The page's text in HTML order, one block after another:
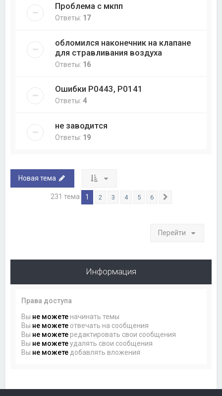
Проблема с мкпп
Ответы: 17
обломился наконечник на клапане
для стравливания воздуха
Ответы: 16
Ошибки P0443, P0141
Ответы:4
не заводится
Ответы: 19
Новая тема
231 тема 1 2 3 4 5 6
Перейти
Информация
Права доступа
Вы не можете начинать темы
Вы не можете отвечать на сообщения
Вы не можете редактировать свои сообщения
Вы не можетеудалять свои сообщения
Вы не можете добавлять вложения